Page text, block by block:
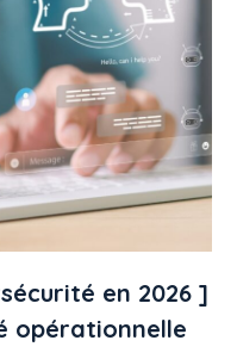
en 2026 ]
opérationnelle